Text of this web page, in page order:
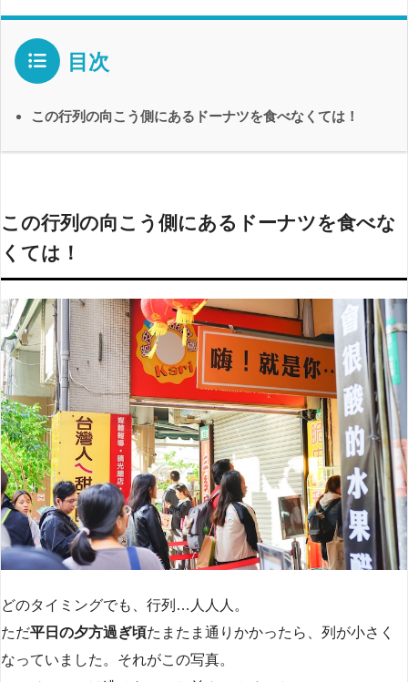
目次
この行列の向こう側にあるドーナツを食べなくては！
この行列の向こう側にあるドーナツを食べな
くては！
どのタイミングでも、行列…人人人。
ただ平日の夕方過ぎ頃たまたま通りかかったら、列が小さく
なっていました。それがこの写真。